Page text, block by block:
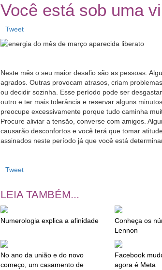
Você está sob uma
Tweet
Neste mês o seu maior desafio são as pessoas.
agrados. Outras provocam atrasos, criam
ou decidir sozinha. Esse período pode ser
outro e ter mais tolerância e reservar alguns
preocupe excessivamente porque tudo caminha
Procure aliviar a tensão, converse com amigos.
causarão desconfortos e você terá que tomar
assinados neste período já que você está
Tweet
LEIA TAMBÉM...
Numerologia explica a afinidade
Conheça os
Lennon
No ano da união e do novo
começo, um casamento de
Facebook
agora é Meta